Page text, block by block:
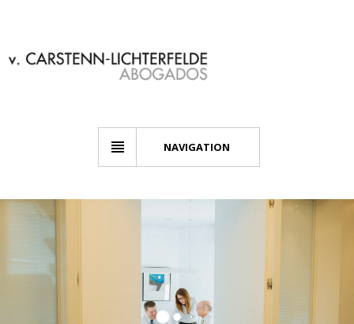
NAVIGATION